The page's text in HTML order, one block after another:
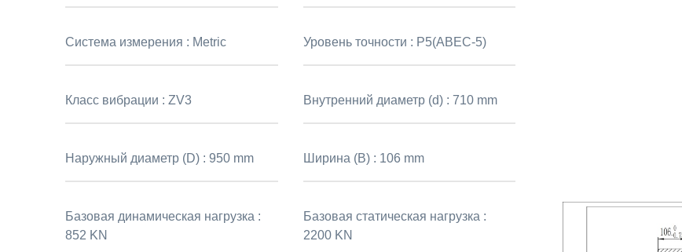
Система измерения : Metric Уровень точности : P5(ABEC-5)
Класс вибрации :ZV3 Внутренний диаметр (d) : 710 mm
Наружный диаметр (D) :950 mm Ширина (B) : 106 mm
Базовая динамическая нагрузка :
852 KN
Базовая статическая нагрузка :
2200 KN